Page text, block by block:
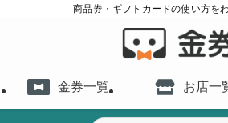
商品券・ギフトカードの使い方を
金券一覧 お店一